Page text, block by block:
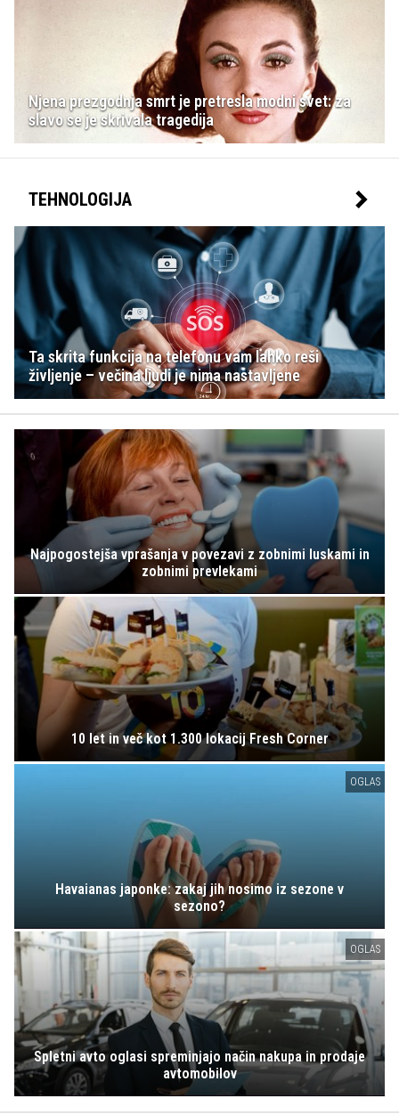
Njena prezgodnja smrt je pretresla modni svet: za
slavo se je skrivala tragedija
TEHNOLOGIJA
Ta skrita funkcija na telefonu vam lahko reši
življenje – večina ljudi je nima nastavljene
Najpogostejša vprašanja v povezavi z zobnimi luskami in
zobnimi prevlekami
10 let in več kot 1.300 lokacij Fresh Corner
OGLAS
Havaianas japonke: zakaj jih nosimo iz sezone v
sezono?
OGLAS
Spletni avto oglasi spreminjajo način nakupa in prodaje
avtomobilov